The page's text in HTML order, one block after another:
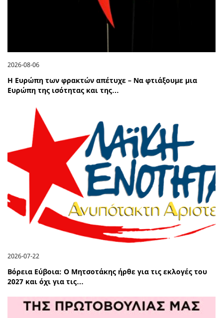
2026-08-06
Η Ευρώπη των φρακτών απέτυχε – Να φτιάξουμε μια
Ευρώπη της ισότητας και της…
2026-07-22
Βόρεια Εύβοια: Ο Μητσοτάκης ήρθε για τις εκλογές του
2027 και όχι για τις…